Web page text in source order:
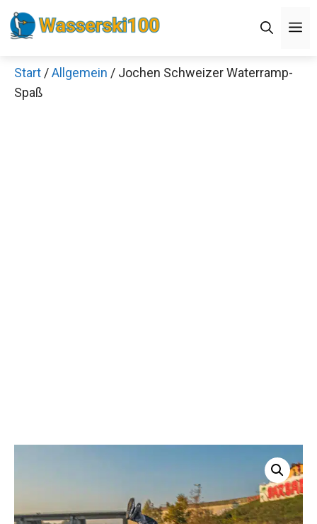
Zum
Inhalt
Start /Allgemein / Jochen Schweizer Waterramp-
Spaß